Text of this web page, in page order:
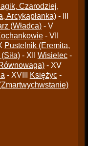
Czarodziej,
Arcykapłanka)- III
(Władca)- V
- VII
Pustelnik (Eremita,
- XII Wisielec-
- XV
- XVIII Księżyc-